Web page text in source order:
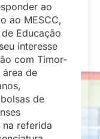
ao
ao MESCC,
Educação
interesse
com Timor-
área de
de
na referida